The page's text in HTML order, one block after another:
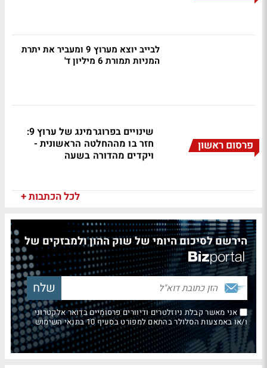
לבייב יוצא מערוץ 9 ומעביר את יתרת
המניות תמורת 6 מיליון ד'
פרסום ראשון
שינויים בפרוגרמינג של ערוץ 9:
חזר בו מההחלטה הראשונית -
ויקדים מהדורה בשעה
לכל הכתבות +
הירשם לסיכום היומי של שוק ההון ולמבזקים של
אני מאשר קבלת ניוזלטרים ודיוורים פרסומיים בדואר אלקטרוני
ו/או באמצעות הסלולר בהתאם למפורט בסעיף 10 בתנאי השימוש